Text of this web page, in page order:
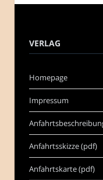
VERLAG
Homepage
Impressum
Anfahrtsskizze (pdf)
Anfahrtskarte (pdf)